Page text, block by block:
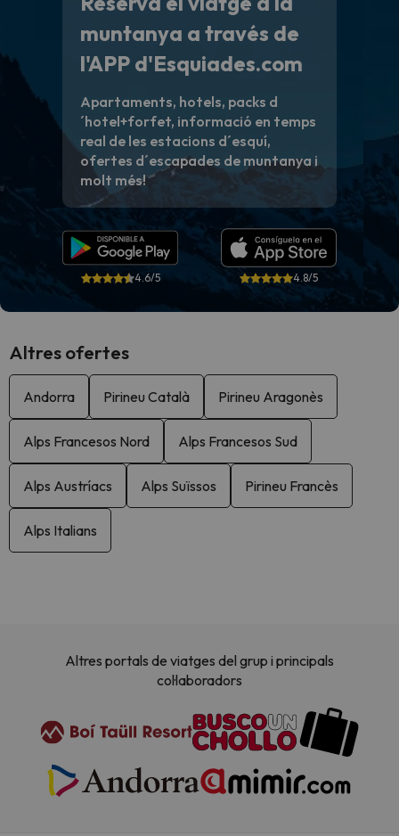
muntanya a través de
l'APP d'Esquiades.com
Apartaments, hotels, packs d
´hotel+forfet, informació en temps
real de les estacions d´esquí,
ofertes d´escapades de muntanya i
molt més!
4.6/5 4.8/5
Altres ofertes
Andorra Pirineu Català Pirineu Aragonès
Alps Francesos Nord Alps Francesos Sud
Alps Austríacs Alps Suïssos Pirineu Francès
Alps Italians
Altres portals de viatges del grup i principals
col·laboradors